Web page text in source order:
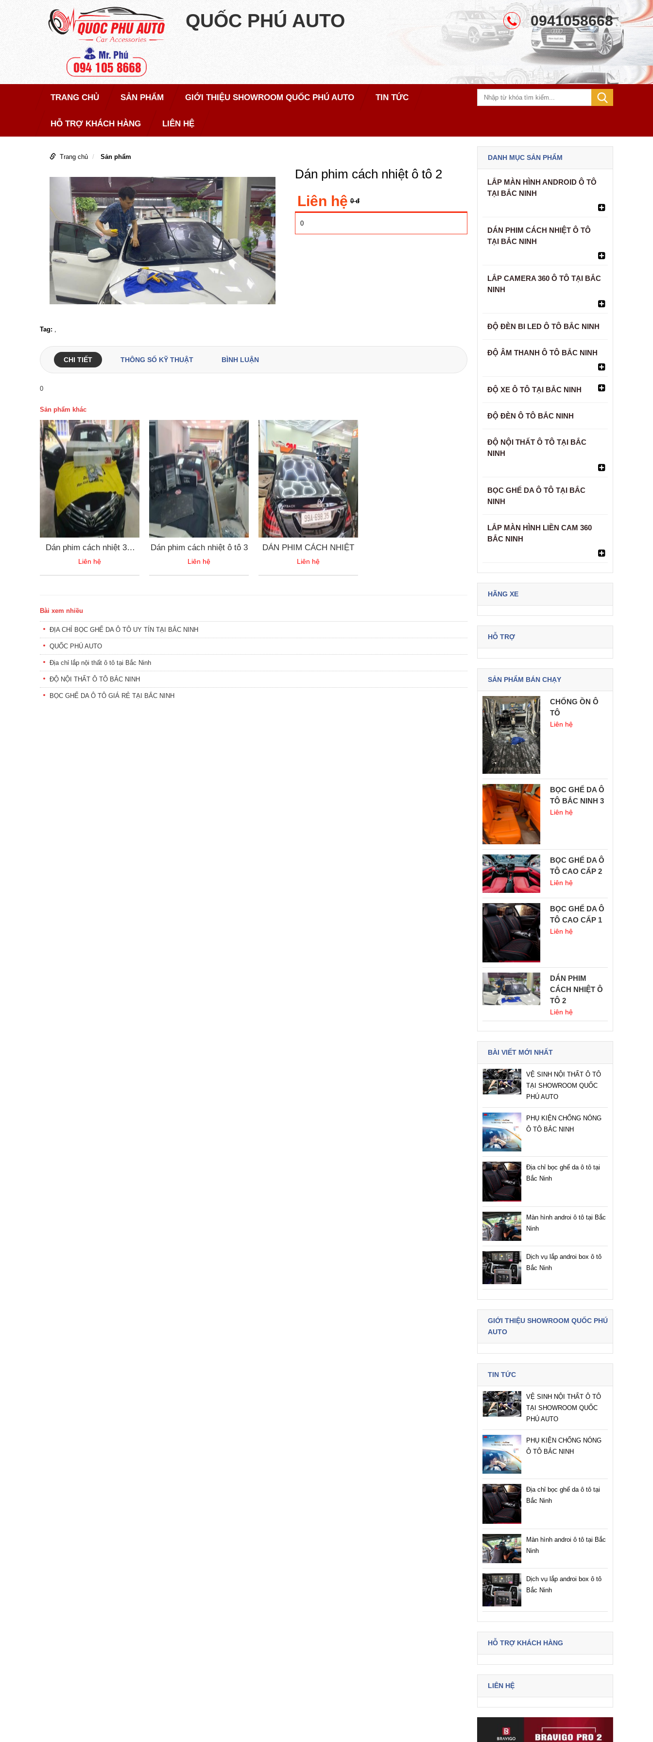
QUỐC PHÚ AUTO 0941058668
TRANG CHỦ SẢN PHẨM GIỚI THIỆU SHOWROOM QUỐC PHÚ AUTO TIN TỨC
HỖ TRỢ KHÁCH HÀNG LIÊN HỆ
Trang chủ Sản phẩm
Tag:
Dán phim cách nhiệt ô tô 2
Liên hệ 0 đ
0
CHI TIẾT THÔNG SỐ KỸ THUẬT BÌNH LUẬN
0
Sản phẩm khác
Dán phim cách nhiệt 3m
cao cấp
Liên hệ
Dán phim cách nhiệt ô tô 3
Liên hệ
DÁN PHIM CÁCH NHIỆT
Liên hệ
Bài xem nhiều
ĐỊA CHỈ BỌC GHẾ DA Ô TÔ UY TÍN TẠI BẮC NINH
QUỐC PHÚ AUTO
Địa chỉ lắp nội thất ô tô tại Bắc Ninh
ĐỘ NỘI THẤT Ô TÔ BẮC NINH
BỌC GHẾ DA Ô TÔ GIÁ RẺ TẠI BẮC NINH
DANH MỤC SẢN PHẨM
LẮP MÀN HÌNH ANDROID Ô TÔ
TẠI BẮC NINH
DÁN PHIM CÁCH NHIỆT Ô TÔ
TẠI BẮC NINH
LẮP CAMERA 360 Ô TÔ TẠI BẮC
NINH
ĐỘ ĐÈN BI LED Ô TÔ BẮC NINH
ĐỘ ÂM THANH Ô TÔ BẮC NINH
ĐỘ XE Ô TÔ TẠI BẮC NINH
ĐỘ ĐÈN Ô TÔ BẮC NINH
ĐỘ NỘI THẤT Ô TÔ TẠI BẮC
NINH
BỌC GHẾ DA Ô TÔ TẠI BẮC
NINH
LẮP MÀN HÌNH LIỀN CAM 360
BẮC NINH
HÃNG XE
HỖ TRỢ
SẢN PHẨM BÁN CHẠY
CHỐNG ỒN Ô
TÔ
Liên hệ
BỌC GHẾ DA Ô
TÔ BẮC NINH 3
Liên hệ
BỌC GHẾ DA Ô
TÔ CAO CẤP 2
Liên hệ
BỌC GHẾ DA Ô
TÔ CAO CẤP 1
Liên hệ
DÁN PHIM
CÁCH NHIỆT Ô
TÔ 2
Liên hệ
BÀI VIẾT MỚI NHẤT
VỆ SINH NỘI THẤT Ô TÔ
TẠI SHOWROOM QUỐC
PHÚ AUTO
PHỤ KIỆN CHỐNG NÓNG
Ô TÔ BẮC NINH
Địa chỉ bọc ghế da ô tô tại
Bắc Ninh
Màn hình androi ô tô tại Bắc
Ninh
Dịch vụ lắp androi box ô tô
Bắc Ninh
GIỚI THIỆU SHOWROOM QUỐC PHÚ
AUTO
TIN TỨC
VỆ SINH NỘI THẤT Ô TÔ
TẠI SHOWROOM QUỐC
PHÚ AUTO
PHỤ KIỆN CHỐNG NÓNG
Ô TÔ BẮC NINH
Địa chỉ bọc ghế da ô tô tại
Bắc Ninh
Màn hình androi ô tô tại Bắc
Ninh
Dịch vụ lắp androi box ô tô
Bắc Ninh
HỖ TRỢ KHÁCH HÀNG
LIÊN HỆ